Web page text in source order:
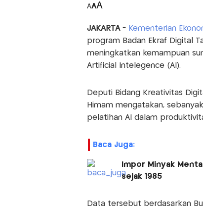
AAA
JAKARTA - Kementerian
program Badan Ekraf Digital
meningkatkan kemampuan
Artificial Intelegence (AI).
Deputi Bidang Kreativitas
Himam mengatakan,
pelatihan AI dalam
Baca Juga:
Impor Minyak
sejak 1985
Data tersebut berdasarkan